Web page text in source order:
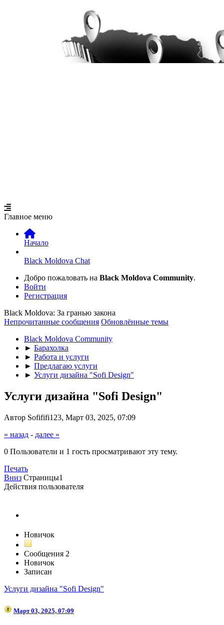
Главное меню
Начало
Black Moldova Chat
Добро пожаловать на Black Moldova Community.
Войти
Регистрация
Black Moldova: За гранью закона
Непрочитанные сообщения Обновлённые темы
Black Moldova Community
► Барахолка
► Работа и услуги
► Предлагаю услуги
► Услуги дизайна "Sofi Design"
Услуги дизайна "Sofi Design"
Автор Sofififi123, Март 03, 2025, 07:09
« назад - далее »
0 Пользователи и 1 гость просматривают эту тему.
Печать
Вниз Страницы1
Действия пользователя
Новичок
Сообщения 2
Новичок
Записан
Услуги дизайна "Sofi Design"
Март 03, 2025, 07:09